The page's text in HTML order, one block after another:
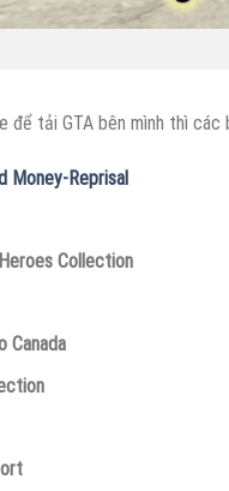
để tải GTA bên mình thì
Money-Reprisal
Collection
Canada